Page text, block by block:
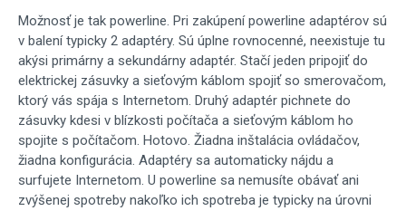
Možnosť je tak powerline. Pri zakúpení powerline adaptérov sú
v balení typicky 2 adaptéry. Sú úplne rovnocenné, neexistuje tu
akýsi primárny a sekundárny adaptér. Stačí jeden pripojiť do
elektrickej zásuvky a sieťovým káblom spojiť so smerovačom,
ktorý vás spája s Internetom. Druhý adaptér pichnete do
zásuvky kdesi v blízkosti počítača a sieťovým káblom ho
spojite s počítačom. Hotovo. Žiadna inštalácia ovládačov,
žiadna konfigurácia. Adaptéry sa automaticky nájdu a
surfujete Internetom. U powerline sa nemusíte obávať ani
zvýšenej spotreby nakoľko ich spotreba je typicky na úrovni